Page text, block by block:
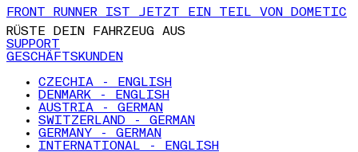
RÜSTE DEIN FAHRZEUG AUS
SUPPORT
GESCHÄFTSKUNDEN
CZECHIA - ENGLISH
DENMARK - ENGLISH
AUSTRIA - GERMAN
SWITZERLAND - GERMAN
GERMANY - GERMAN
INTERNATIONAL - ENGLISH